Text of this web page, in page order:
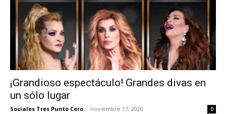
¡Grandioso espectáculo! Grandes divas en
un sólo lugar
Sociales Tres Punto Cero - noviembre 17, 2020 0